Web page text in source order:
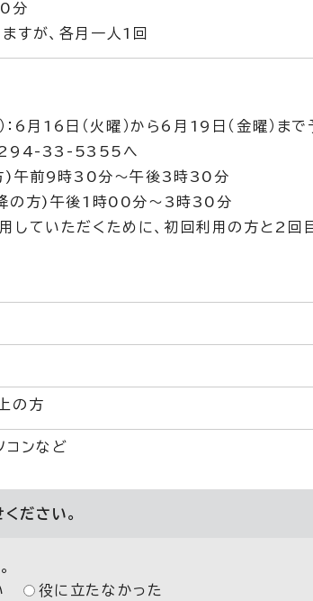
分
すが、各月一人1回
6月16日（火曜）から6月19日（金曜）まで
0294-33-5355へ
)午前9時30分～午後3時30分
方)午後1時00分～3時30分
していただくために、初回利用の方と2回
の方
コンなど
ださい。
役に立たなかった